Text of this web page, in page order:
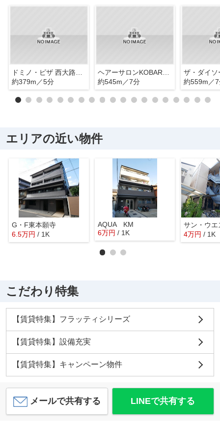
約379m／5分
約545m／7分
約559m／
エリアの近い物件
G・F東本願寺
6.5万円 / 1K
AQUA KM
6万円 / 1K
サン・ウエ
4万円 / 1K
こだわり特集
【賃貸特集】フラッティシリーズ
【賃貸特集】設備充実
【賃貸特集】キャンペーン物件
メールで共有する LINEで共有する